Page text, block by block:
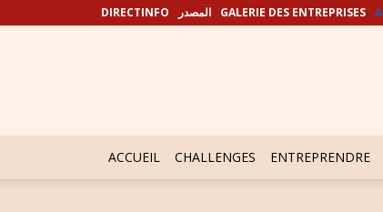
DIRECTINFO المصدر GALERIE DES ENTREPRISES
ACCUEIL CHALLENGES ENTREPRENDRE